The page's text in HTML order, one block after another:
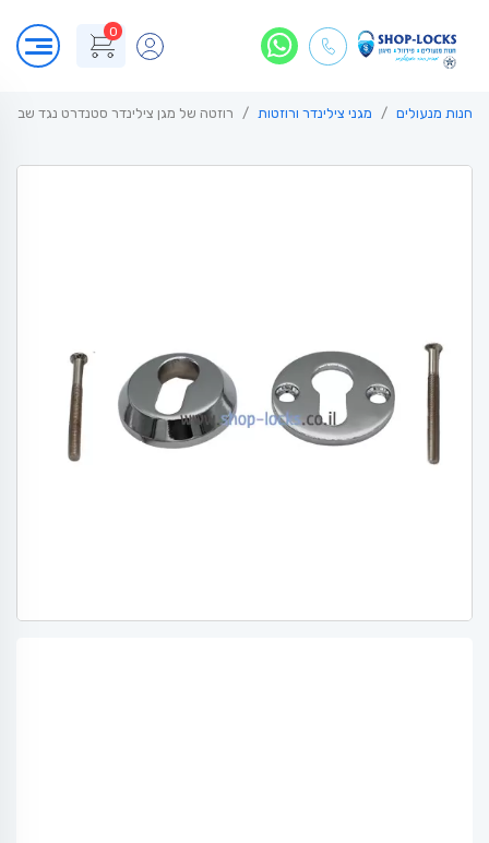
0
חנות מנעולים מגני צילינדר ורוזטות רוזטה של מגן צילינדר סטנדרט נגד